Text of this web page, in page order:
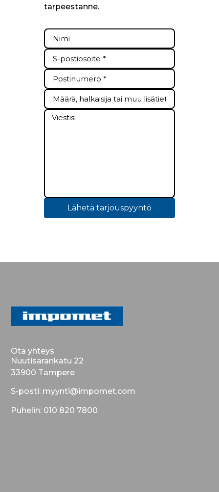
tarpeestanne.
Lähetä tarjouspyyntö
Ota yhteys
Nuutisarankatu 22
33900 Tampere
S-posti: myynti@impomet.com
Puhelin: 010 820 7800